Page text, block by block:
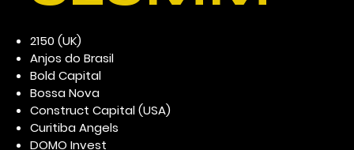
2150 (UK)
Anjos do Brasil
Bold Capital
Bossa Nova
Construct Capital (USA)
Curitiba Angels
DOMO Invest